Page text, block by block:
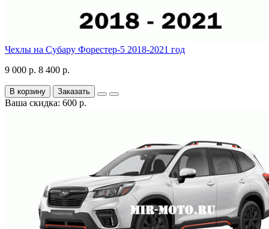
Чехлы на Субару Форестер-5 2018-2021 год
9 000 р. 8 400 р.
В корзину Заказать
Ваша скидка: 600 р.